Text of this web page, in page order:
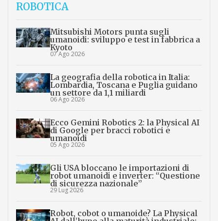
ROBOTICA
Mitsubishi Motors punta sugli
umanoidi: sviluppo e test in fabbrica a
Kyoto
07 Ago 2026
La geografia della robotica in Italia:
Lombardia, Toscana e Puglia guidano
un settore da 1,1 miliardi
06 Ago 2026
Ecco Gemini Robotics 2: la Physical AI
di Google per bracci robotici e
umanoidi
05 Ago 2026
Gli USA bloccano le importazioni di
robot umanoidi e inverter: “Questione
di sicurezza nazionale”
29 Lug 2026
Robot, cobot o umanoide? La Physical